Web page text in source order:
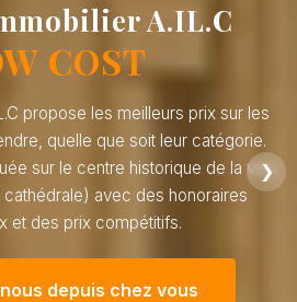
❯
A.IL.C
COST
propose les meilleurs prix sur les
quelle que soit leur catégorie.
sur le centre historique de la ville
avec des honoraires
et des prix compétitifs.
depuis chez vous